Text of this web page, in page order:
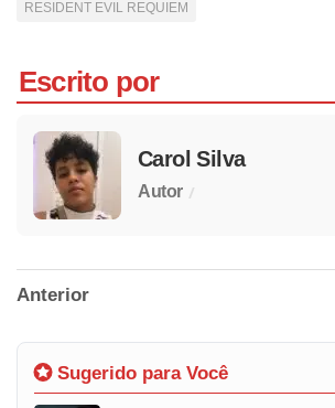
RESIDENT EVIL REQUIEM
Escrito por
Carol Silva
Autor /
Anterior
Sugerido para Você